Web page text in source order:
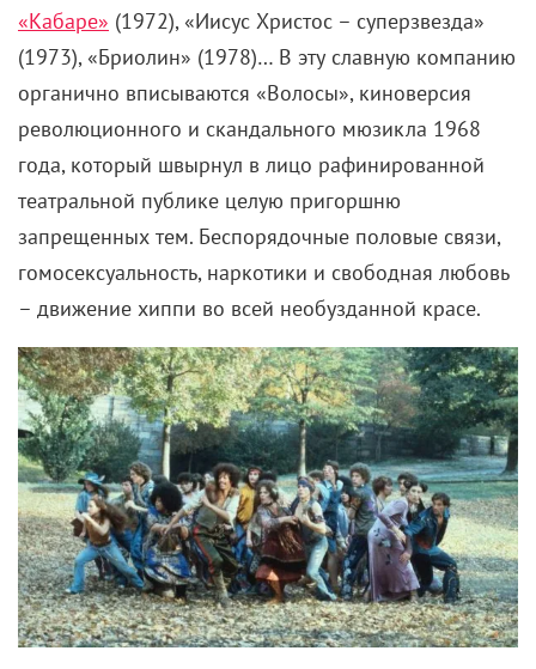
«Кабаре» (1972), «Иисус Христос – суперзвезда»
(1973), «Бриолин» (1978)… В эту славную компанию
органично вписываются «Волосы», киноверсия
революционного и скандального мюзикла 1968
года, который швырнул в лицо рафинированной
театральной публике целую пригоршню
запрещенных тем. Беспорядочные половые связи,
гомосексуальность, наркотики и свободная любовь
– движение хиппи во всей необузданной красе.